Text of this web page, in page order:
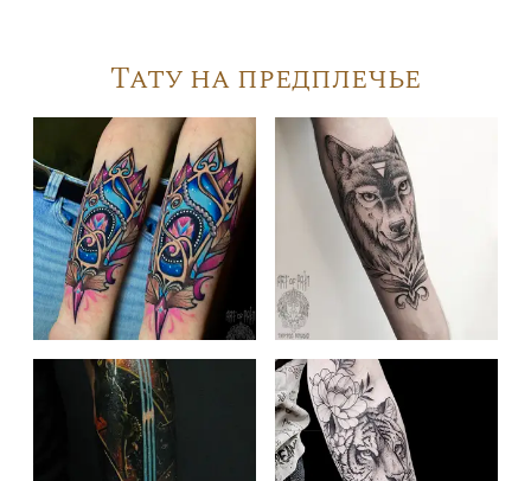
Тату на предплечье